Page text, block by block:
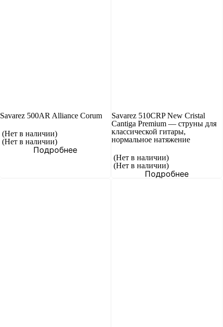
Savarez 500AR Alliance Corum
(Нет в наличии)
(Нет в наличии)
Подробнее
Savarez 510CRP New Cristal
Cantiga Premium — струны для
классической гитары,
нормальное натяжение
(Нет в наличии)
(Нет в наличии)
Подробнее